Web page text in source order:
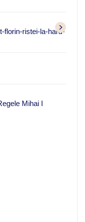
florin-ristei-la-hard-
Mihai I